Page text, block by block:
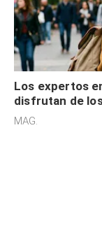
Los expertos
disfrutan de
sensibilidad a
MAG.